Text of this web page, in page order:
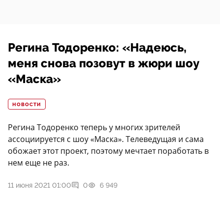
Регина Тодоренко: «Надеюсь,
меня снова позовут в жюри шоу
«Маска»
НОВОСТИ
Регина Тодоренко теперь у многих зрителей
ассоциируется с шоу «Маска». Телеведущая и сама
обожает этот проект, поэтому мечтает поработать в
нем еще не раз.
11 июня 2021 01:00 0 6 949